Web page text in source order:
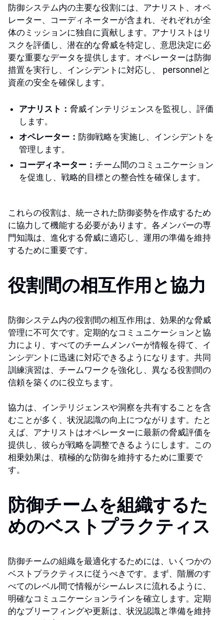
防御システム内の主要な役割には、アナリスト、オペ
レーター、コーディネーターが含まれ、それぞれが全
体のミッションに独自に貢献します。アナリストはリ
スクを評価し、潜在的な脅威を特定し、意思決定に必
要な重要なデータを提供します。オペレーターは防御
措置を実行し、インシデントに対応し、 personnelと
資産の安全を確保します。
アナリスト： 脅威インテリジェンスを監視し、評価
します。
オペレーター： 防御戦略を実施し、インシデントを
管理します。
コーディネーター： チーム間のコミュニケーション
を促進し、戦略的目標との整合性を確保します。
これらの役割は、統一された防御姿勢を作成するため
に協力して機能する必要があります。各メンバーの専
門知識は、進化する脅威に適応し、運用の準備を維持
するために重要です。
役割間の相互作用と協力
防御システム内の役割間の相互作用は、効果的な脅威
管理に不可欠です。定期的なコミュニケーションと協
力により、すべてのチームメンバーが情報を得て、イ
ンシデントに迅速に対応できるようになります。共同
訓練演習は、チームワークを強化し、異なる役割間の
信頼を築くのに役立ちます。
協力は、インテリジェンスや洞察を共有することを含
むことが多く、状況認識の向上につながります。たと
えば、アナリストはオペレーターに最新の脅威評価を
提供し、彼らが戦略を調整できるようにします。この
相乗効果は、積極的な防御を維持するために重要で
す。
防御チームを組織するた
めのベストプラクティス
防御チームの組織を最適化するためには、いくつかの
ベストプラクティスに従うべきです。まず、階層のす
べてのレベル間で情報がシームレスに流れるように、
明確なコミュニケーションラインを確立します。定期
的なブリーフィングや更新は、状況認識と準備を維持